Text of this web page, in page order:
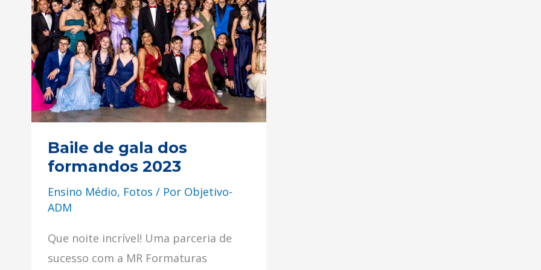
Baile de gala dos
formandos 2023
Ensino Médio, Fotos / Por Objetivo-
ADM
Que noite incrível! Uma parceria de
sucesso com a MR Formaturas
gala
dos
formandos
2023